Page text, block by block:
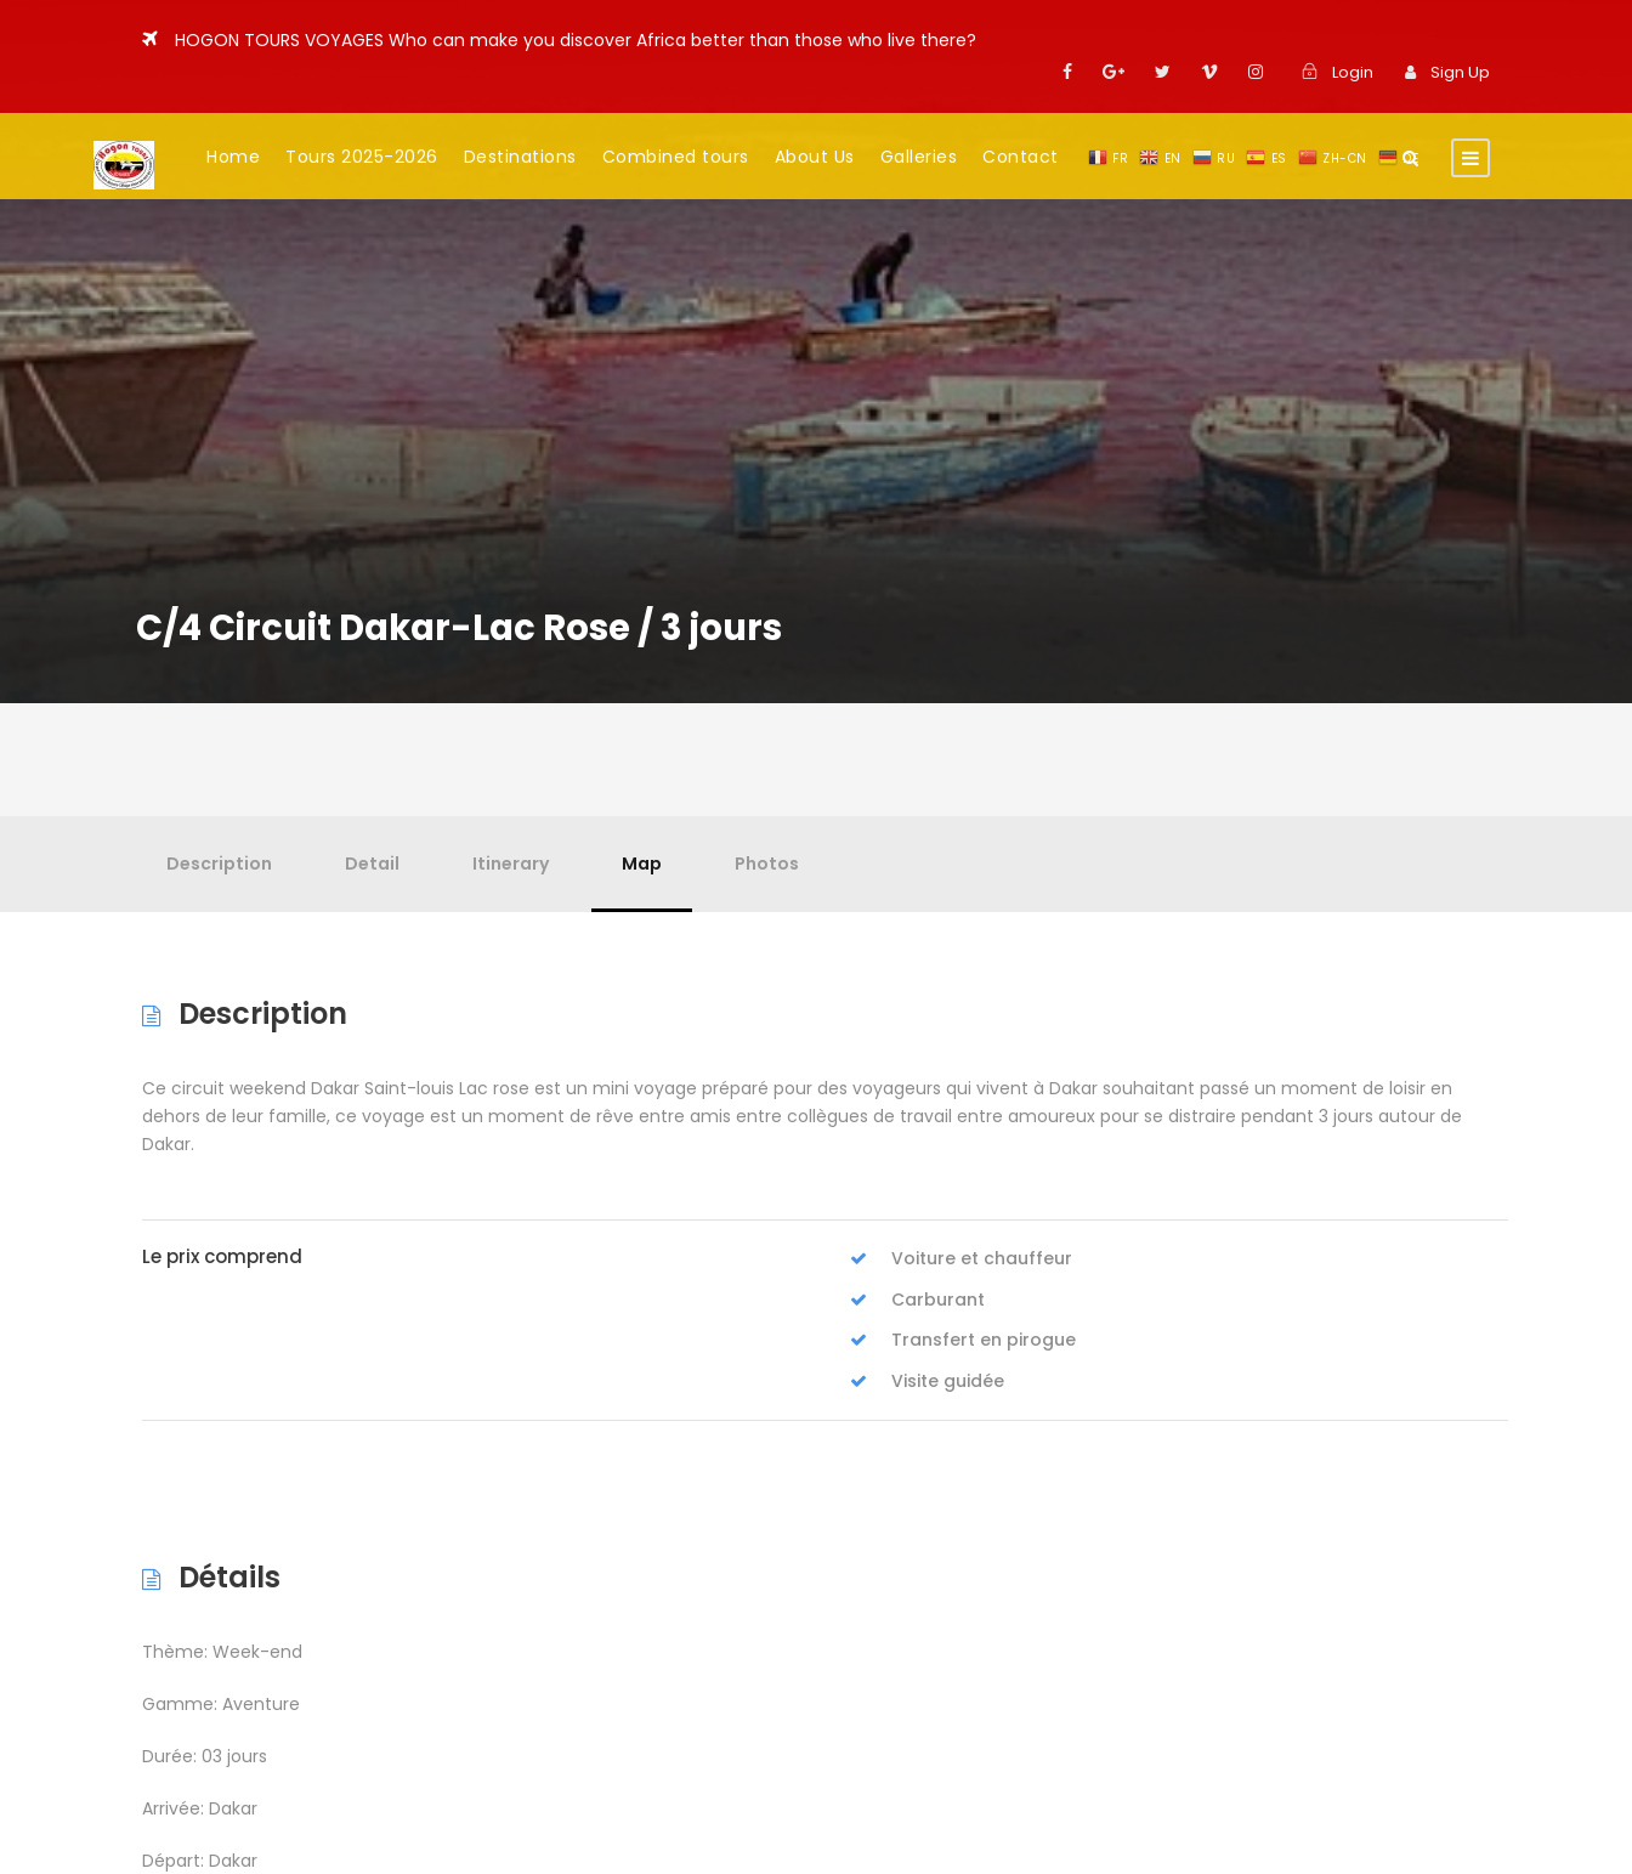
HOGON TOURS VOYAGES Who can make you discover Africa better than those who live there?
Login Sign Up
Home Tours 2025-2026 Destinations Combined tours About Us Galleries Contact FR EN RU ES ZH-CN DE
C/4 Circuit Dakar-Lac Rose / 3 jours
Description Detail Itinerary Map Photos
Description
Ce circuit weekend Dakar Saint-louis Lac rose est un mini voyage préparé pour des voyageurs qui vivent à Dakar souhaitant passé un moment de loisir en
dehors de leur famille, ce voyage est un moment de rêve entre amis entre collègues de travail entre amoureux pour se distraire pendant 3 jours autour de
Dakar.
Le prix comprend
Voiture et chauffeur
Carburant
Transfert en pirogue
Visite guidée
Détails
Thème: Week-end
Gamme: Aventure
Durée: 03 jours
Arrivée: Dakar
Départ: Dakar